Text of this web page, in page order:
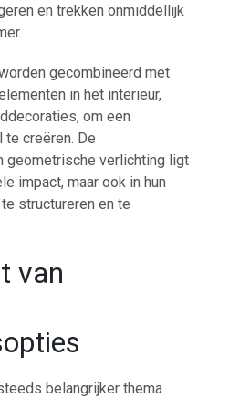
en trekken onmiddellijk
gecombineerd met
in het interieur,
om een
te creëren. De
geometrische verlichting ligt
impact, maar ook in hun
structureren en te
van
belangrijker thema